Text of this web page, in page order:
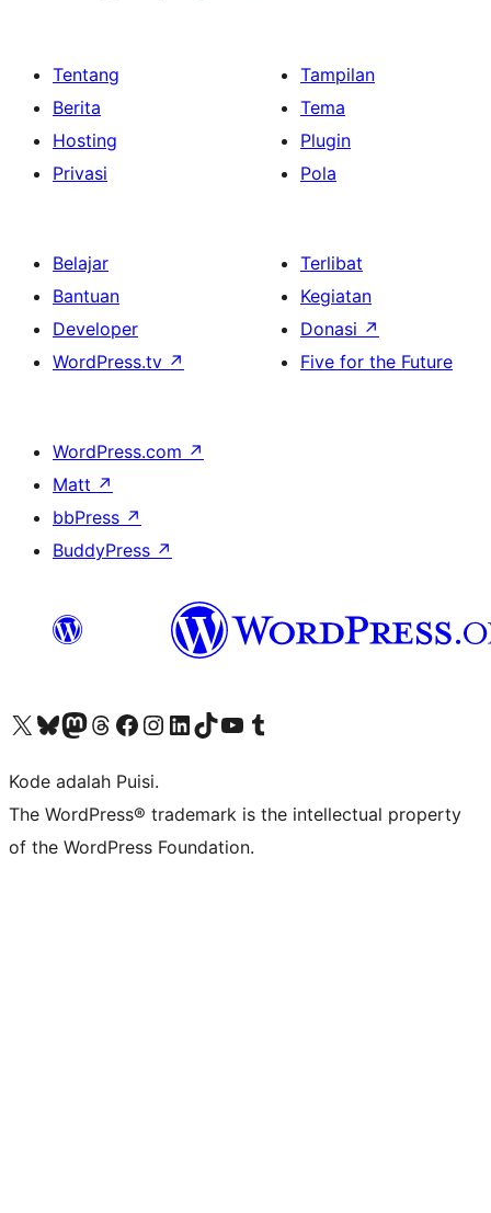
Tentang
Berita
Hosting
Privasi
Tampilan
Tema
Plugin
Pola
Belajar
Bantuan
Developer
WordPress.tv ↗
Terlibat
Kegiatan
Donasi ↗
Five for the Future
WordPress.com ↗
Matt ↗
bbPress ↗
BuddyPress ↗
Kunjungi akun X (sebelumnya Twitter) kamiVisit our Bluesky account
Kunjungi akun Mastodon kami
Visit our Threads account
Kunjungi halaman Facebook kamiKunjungi akun Instagram kamiKunjungi akun LinkedIn kami
Visit our TikTok account
Kunjungi channel YouTube kamiVisit our Tumblr account
Kode adalah Puisi.
The WordPress® trademark is the intellectual property
of the WordPress Foundation.